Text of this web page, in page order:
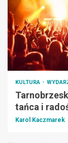
KULTURA
tańca i
Karol Kaczmarek